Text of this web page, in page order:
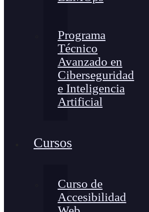
Programa
Técnico
Avanzado en
Ciberseguridad
e Inteligencia
Artificial
Cursos
Curso de
Accesibilidad